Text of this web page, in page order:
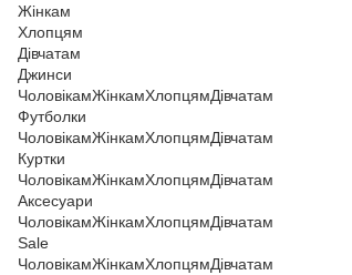
Жінкам
Хлопцям
Дівчатам
Джинси
ЧоловікамЖінкамХлопцямДівчатам
Футболки
ЧоловікамЖінкамХлопцямДівчатам
Куртки
ЧоловікамЖінкамХлопцямДівчатам
Аксесуари
ЧоловікамЖінкамХлопцямДівчатам
Sale
ЧоловікамЖінкамХлопцямДівчатам